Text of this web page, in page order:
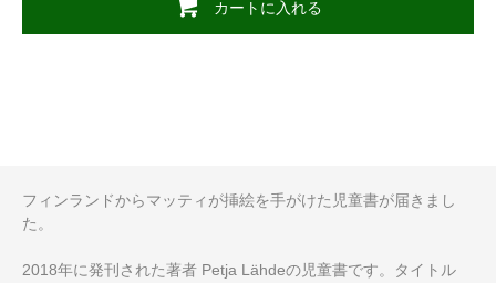
カートに入れる
フィンランドからマッティが挿絵を手がけた児童書が届きまし
た。
2018年に発刊された著者 Petja Lähdeの児童書です。タイトル